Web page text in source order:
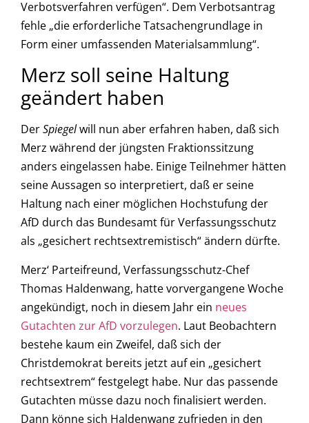
Verbotsverfahren verfügen“. Dem Verbotsantrag
fehle „die erforderliche Tatsachengrundlage in
Form einer umfassenden Materialsammlung“.
Merz soll seine Haltung
geändert haben
DerSpiegelwill nun aber erfahren haben, daß sich
Merz während der jüngsten Fraktionssitzung
anders eingelassen habe. Einige Teilnehmer hätten
seine Aussagen so interpretiert, daß er seine
Haltung nach einer möglichen Hochstufung der
AfD durch das Bundesamt für Verfassungsschutz
als „gesichert rechtsextremistisch“ ändern dürfte.
Merz‘ Parteifreund, Verfassungsschutz-Chef
Thomas Haldenwang, hatte vorvergangene Woche
angekündigt, noch in diesem Jahr ein neues
Gutachten zur AfD vorzulegen. Laut Beobachtern
bestehe kaum ein Zweifel, daß sich der
Christdemokrat bereits jetzt auf ein „gesichert
rechtsextrem“ festgelegt habe. Nur das passende
Gutachten müsse dazu noch finalisiert werden.
Dann könne sich Haldenwang zufrieden in den